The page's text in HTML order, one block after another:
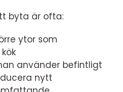
byta är ofta:
ytor som
använder befintligt
nytt